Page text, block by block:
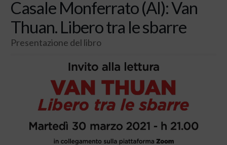
Casale Monferrato (Al): Van
Thuan. Libero tra le sbarre
Presentazione del libro